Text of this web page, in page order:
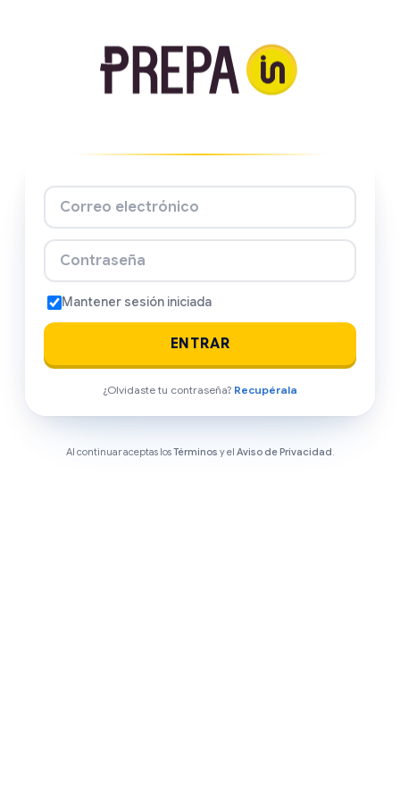
Correo electrónico
Contraseña
Mantener sesión iniciada
ENTRAR
¿Olvidaste tu contraseña? Recupérala
Al continuar aceptas losTérminos y el Aviso de Privacidad.